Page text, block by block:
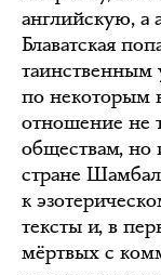
английскую, а
Блаватская
таинственным
по некоторым
отношение не
обществам, но
стране
к
тексты и, в
мёртвых с